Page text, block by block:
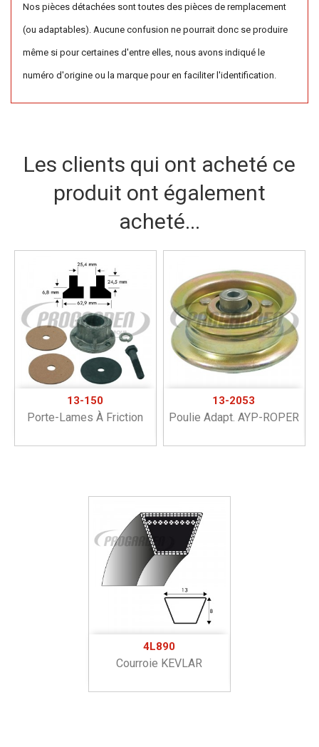
Nos pièces détachées sont toutes des pièces de remplacement
(ou adaptables). Aucune confusion ne pourrait donc se produire
même si pour certaines d'entre elles, nous avons indiqué le
numéro d'origine ou la marque pour en faciliter l'identification.
Les clients qui ont acheté ce
produit ont également
acheté...
13-150
Porte-Lames À Friction
13-2053
Poulie Adapt. AYP-ROPER
4L890
Courroie KEVLAR